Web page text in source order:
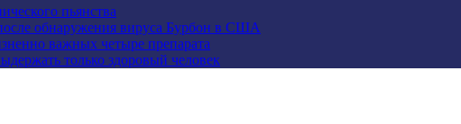
пьянства
обнаружения вируса Бурбон в США
важных четыре препарата
только здоровый человек